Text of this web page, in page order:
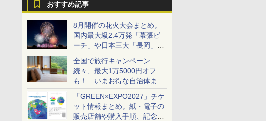
おすすめ記事
8月開催の花火大会まとめ。
国内最大級2.4万発「幕張ビ
ーチ」や日本三大「長岡」な
ど大型イベント目白押し！
全国で旅行キャンペーン
続々、最大1万5000円オフ
も！ いまお得な自治体まと
め
「GREEN×EXPO2027」チケ
ット情報まとめ。紙・電子の
販売店舗や購入手順、記念チ